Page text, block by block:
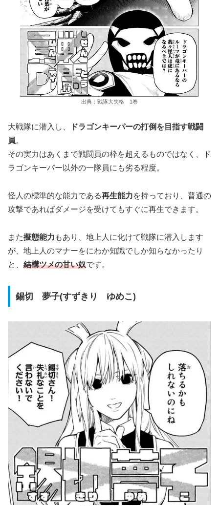
出典：戦隊大失格 1巻
大戦隊に潜入し、
ドラゴンキーパーの打倒を目指す戦闘
員。
その実力はあくまで戦闘員の枠を超えるものではなく、ド
ラゴンキーパー以外の一隊員にも劣る程度。
怪人の標準的な能力である再生能力を持っており、普通の
攻撃であればダメージを受けてもすぐに再生できます。
また擬態能力 もあり、地上人に化けて戦隊に潜入します
が、地上人のマナーをにわか知識でしか知らなかったり
と、 結構ツメの甘い奴です。
錫切 夢子(すずきり ゆめこ)